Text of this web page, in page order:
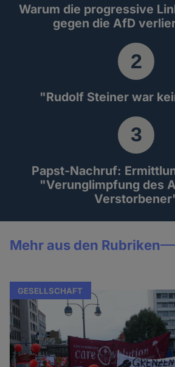
Warum die progressive
gegen die AfD
"Rudolf Steiner war
Papst-Nachruf:
"Verunglimpfung des
Mehr aus den Rubriken
GESELLSCHAFT